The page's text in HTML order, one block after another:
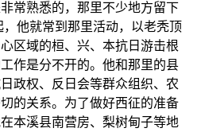
常熟悉的，那里不少地方留下
他就常到那里活动，以老秃顶
区域的桓、兴、本抗日游击根
作是分不开的。他和那里的县
政权、反日会等群众组织、农
的关系。为了做好西征的准备
本溪县南营房、梨树甸子等地